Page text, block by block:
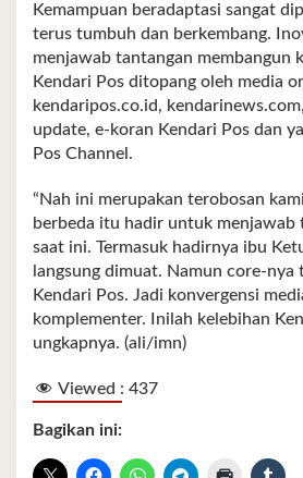
Kemampuan beradaptasi sangat
terus tumbuh dan berkembang.
menjawab tantangan membangun
Kendari Pos ditopang oleh media
kendaripos.co.id,
update, e-koran Kendari Pos dan
Pos Channel.
“Nah ini merupakan terobosan
berbeda itu hadir untuk menjawab
saat ini. Termasuk hadirnya ibu
langsung dimuat. Namun core-nya
Kendari Pos. Jadi konvergensi
komplementer. Inilah kelebihan
ungkapnya. (ali/imn)
Viewed : 437
Bagikan ini: